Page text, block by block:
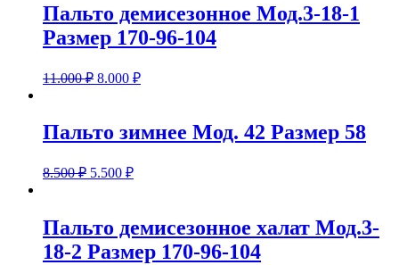
Пальто демисезонное Мод.3-18-1
Размер 170-96-104
11.000₽ 8.000 ₽
Пальто зимнее Мод. 42 Размер 58
8.500₽ 5.500 ₽
Пальто демисезонное халат Мод.3-
18-2 Размер 170-96-104